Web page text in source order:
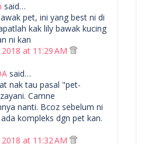
said…
pet, ini yang best ni di
kak lily bawak kucing
ni kan
at 11:29 AM
said…
nak tau pasal "pet-
Camne
nanti. Bcoz sebelum ni
kompleks dgn pet kan.
at 11:32 AM